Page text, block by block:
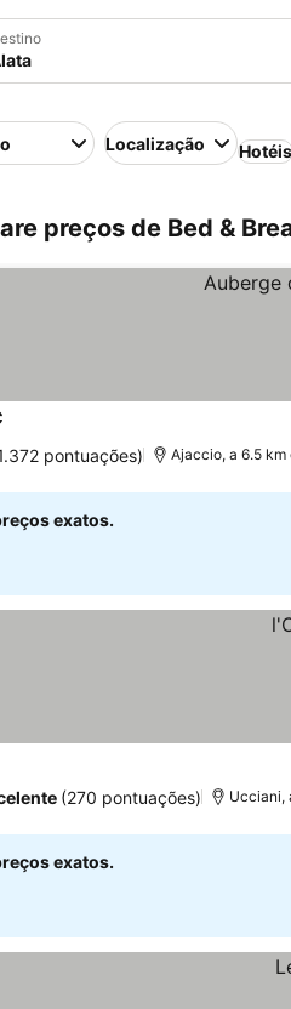
Localização Hotéis
preços de Bed &
pontuações) Ajaccio, a 6.5 km
exatos.
(270 pontuações) Ucciani,
exatos.